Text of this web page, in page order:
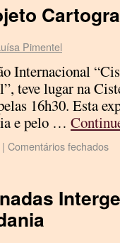
Pimentel
Internacional
teve lugar na
16h30. Esta
e pelo …
| Comentários fechados